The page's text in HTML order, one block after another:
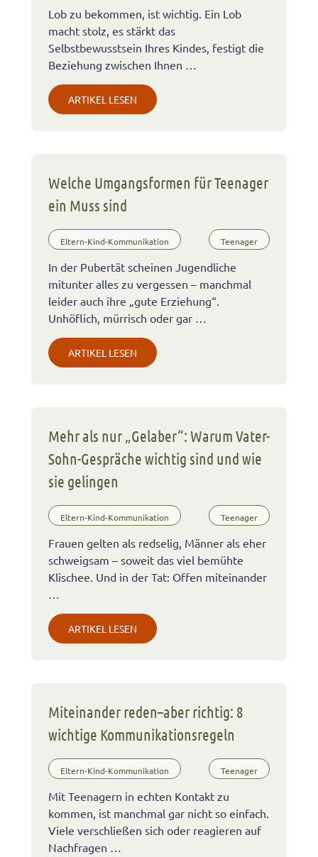
Lob zu bekommen, ist wichtig. Ein Lob
macht stolz, es stärkt das
Selbstbewusstsein Ihres Kindes, festigt die
Beziehung zwischen Ihnen …
ARTIKEL LESEN
Welche Umgangsformen für Teenager
ein Muss sind
Eltern-Kind-Kommunikation Teenager
In der Pubertät scheinen Jugendliche
mitunter alles zu vergessen – manchmal
leider auch ihre „gute Erziehung“.
Unhöflich, mürrisch oder gar …
ARTIKEL LESEN
Mehr als nur „Gelaber“: Warum Vater-
Sohn-Gespräche wichtig sind und wie
sie gelingen
Eltern-Kind-Kommunikation Teenager
Frauen gelten als redselig, Männer als eher
schweigsam – soweit das viel bemühte
Klischee. Und in der Tat: Offen miteinander
…
ARTIKEL LESEN
Miteinander reden–aber richtig: 8
wichtige Kommunikationsregeln
Eltern-Kind-Kommunikation Teenager
Mit Teenagern in echten Kontakt zu
kommen, ist manchmal gar nicht so einfach.
Viele verschließen sich oder reagieren auf
Nachfragen …